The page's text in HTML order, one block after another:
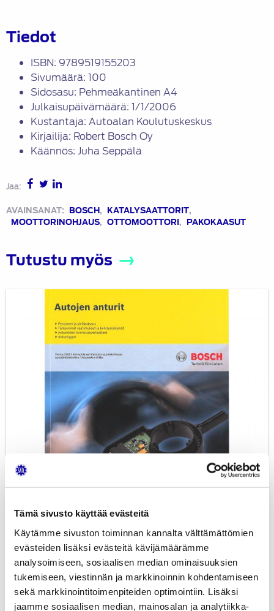
Tämä sivusto käyttää evästeitä
Käytämme sivuston toiminnan kannalta välttämättömien
evästeiden lisäksi evästeitä kävijämäärämme
analysoimiseen, sosiaalisen median ominaisuuksien
tukemiseen, viestinnän ja markkinoinnin kohdentamiseen
sekä markkinointitoimenpiteiden optimointiin. Lisäksi
jaamme sosiaalisen median, mainosalan ja analytiikka-
Tiedot
ISBN: 9789519155203
Sivumäärä: 100
Sidosasu: Pehmeäkantinen A4
Julkaisupäivämäärä: 1/1/2006
Kustantaja: Autoalan Koulutuskeskus
Kirjailija: Robert Bosch Oy
Käännös: Juha Seppälä
AVAINSANAT: BOSCH, KATALYSAATTORIT,
MOOTTORINOHJAUS, OTTOMOOTTORI, PAKOKAASUT
Jaa:
Tutustu myös
Autojen anturit
BOSCH - TEKNISTÄ TIETOUTTA KIRJAT
21,93